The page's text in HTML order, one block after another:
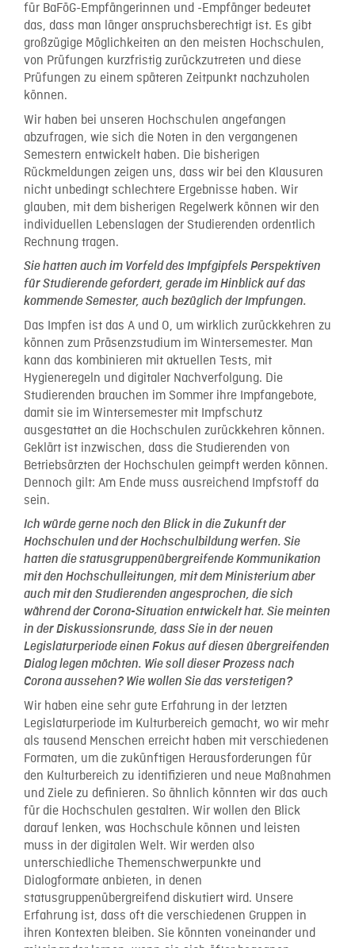
für BaFöG-Empfängerinnen und -Empfänger bedeutet
das, dass man länger anspruchsberechtigt ist. Es gibt
großzügige Möglichkeiten an den meisten Hochschulen,
von Prüfungen kurzfristig zurückzutreten und diese
Prüfungen zu einem späteren Zeitpunkt nachzuholen
können.
Wir haben bei unseren Hochschulen angefangen
abzufragen, wie sich die Noten in den vergangenen
Semestern entwickelt haben. Die bisherigen
Rückmeldungen zeigen uns, dass wir bei den Klausuren
nicht unbedingt schlechtere Ergebnisse haben. Wir
glauben, mit dem bisherigen Regelwerk können wir den
individuellen Lebenslagen der Studierenden ordentlich
Rechnung tragen.
Sie hatten auch im Vorfeld des Impfgipfels Perspektiven
für Studierende gefordert, gerade im Hinblick auf das
kommende Semester, auch bezüglich der Impfungen.
Das Impfen ist das A und O, um wirklich zurückkehren zu
können zum Präsenzstudium im Wintersemester. Man
kann das kombinieren mit aktuellen Tests, mit
Hygieneregeln und digitaler Nachverfolgung. Die
Studierenden brauchen im Sommer ihre Impfangebote,
damit sie im Wintersemester mit Impfschutz
ausgestattet an die Hochschulen zurückkehren können.
Geklärt ist inzwischen, dass die Studierenden von
Betriebsärzten der Hochschulen geimpft werden können.
Dennoch gilt: Am Ende muss ausreichend Impfstoff da
sein.
Ich würde gerne noch den Blick in die Zukunft der
Hochschulen und der Hochschulbildung werfen. Sie
hatten die statusgruppenübergreifende Kommunikation
mit den Hochschulleitungen, mit dem Ministerium aber
auch mit den Studierenden angesprochen, die sich
während der Corona-Situation entwickelt hat. Sie meinten
in der Diskussionsrunde, dass Sie in der neuen
Legislaturperiode einen Fokus auf diesen übergreifenden
Dialog legen möchten. Wie soll dieser Prozess nach
Corona aussehen? Wie wollen Sie das verstetigen?
Wir haben eine sehr gute Erfahrung in der letzten
Legislaturperiode im Kulturbereich gemacht, wo wir mehr
als tausend Menschen erreicht haben mit verschiedenen
Formaten, um die zukünftigen Herausforderungen für
den Kulturbereich zu identifizieren und neue Maßnahmen
und Ziele zu definieren. So ähnlich könnten wir das auch
für die Hochschulen gestalten. Wir wollen den Blick
darauf lenken, was Hochschule können und leisten
muss in der digitalen Welt. Wir werden also
unterschiedliche Themenschwerpunkte und
Dialogformate anbieten, in denen
statusgruppenübergreifend diskutiert wird. Unsere
Erfahrung ist, dass oft die verschiedenen Gruppen in
ihren Kontexten bleiben. Sie könnten voneinander und